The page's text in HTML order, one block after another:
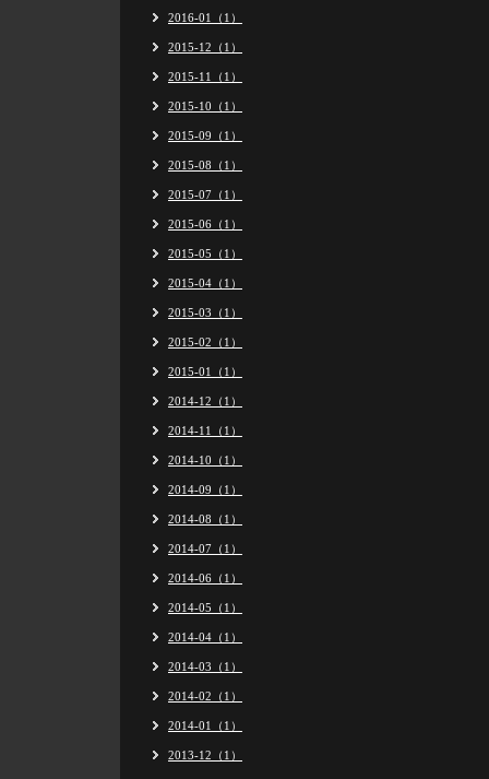
2016-01（1）
2015-12（1）
2015-11（1）
2015-10（1）
2015-09（1）
2015-08（1）
2015-07（1）
2015-06（1）
2015-05（1）
2015-04（1）
2015-03（1）
2015-02（1）
2015-01（1）
2014-12（1）
2014-11（1）
2014-10（1）
2014-09（1）
2014-08（1）
2014-07（1）
2014-06（1）
2014-05（1）
2014-04（1）
2014-03（1）
2014-02（1）
2014-01（1）
2013-12（1）